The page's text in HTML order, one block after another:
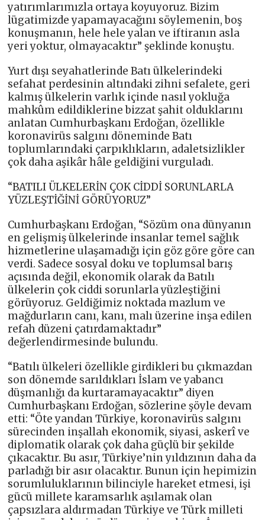
yatırımlarımızla ortaya koyuyoruz. Bizim
lügatimizde yapamayacağını söylemenin, boş
konuşmanın, hele hele yalan ve iftiranın asla
yeri yoktur, olmayacaktır” şeklinde konuştu.
Yurt dışı seyahatlerinde Batı ülkelerindeki
sefahat perdesinin altındaki zihni sefalete, geri
kalmış ülkelerin varlık içinde nasıl yokluğa
mahkûm edildiklerine bizzat şahit olduklarını
anlatan Cumhurbaşkanı Erdoğan, özellikle
koronavirüs salgını döneminde Batı
toplumlarındaki çarpıklıkların, adaletsizlikler
çok daha aşikâr hâle geldiğini vurguladı.
“BATILI ÜLKELERİN ÇOK CİDDİ SORUNLARLA
YÜZLEŞTİĞİNİ GÖRÜYORUZ”
Cumhurbaşkanı Erdoğan, “Sözüm ona dünyanın
en gelişmiş ülkelerinde insanlar temel sağlık
hizmetlerine ulaşamadığı için göz göre göre can
verdi. Sadece sosyal doku ve toplumsal barış
açısında değil, ekonomik olarak da Batılı
ülkelerin çok ciddi sorunlarla yüzleştiğini
görüyoruz. Geldiğimiz noktada mazlum ve
mağdurların canı, kanı, malı üzerine inşa edilen
refah düzeni çatırdamaktadır”
değerlendirmesinde bulundu.
“Batılı ülkeleri özellikle girdikleri bu çıkmazdan
son dönemde sarıldıkları İslam ve yabancı
düşmanlığı da kurtaramayacaktır” diyen
Cumhurbaşkanı Erdoğan, sözlerine şöyle devam
etti: “Öte yandan Türkiye, koronavirüs salgını
sürecinden inşallah ekonomik, siyasi, askerî ve
diplomatik olarak çok daha güçlü bir şekilde
çıkacaktır. Bu asır, Türkiye’nin yıldızının daha da
parladığı bir asır olacaktır. Bunun için hepimizin
sorumluluklarının bilinciyle hareket etmesi, işi
gücü millete karamsarlık aşılamak olan
çapsızlara aldırmadan Türkiye ve Türk milleti